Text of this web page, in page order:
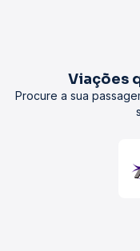
Viações
Procure a sua